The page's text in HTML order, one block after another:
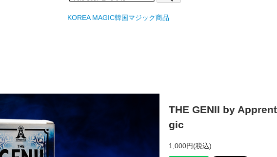
KOREA MAGIC韓国マジック商品
THE GENII by
gic
1,000円(税込)